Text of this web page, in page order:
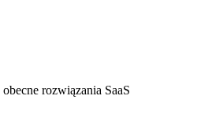
rozwiązania SaaS